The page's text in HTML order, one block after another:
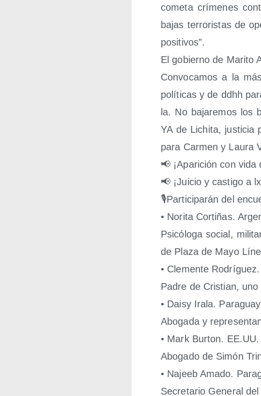
come­ta crí­me­nes
bajas terro­ris­tas de
posi­ti­vos”.
El gobierno de Mari­to
Con­vo­ca­mos a la
polí­ti­cas y de ddhh
la. No baja­re­mos los
YA de Lichi­ta, jus­ti­cia
para Car­men y Lau­ra
📢 ¡Apa­ri­ción con vida
📢 ¡Jui­cio y cas­ti­go a
🎙Par­ti­ci­pa­rán del
• Nori­ta Cor­ti­ñas.
Psi­có­lo­ga social,
de Pla­za de Mayo
• Cle­men­te
Padre de Cris­tian,
• Daisy Ira­la. Para­guay
Abo­ga­da y
• Mark Bur­ton. EE.UU.
Abo­ga­do de Simón
• Najeeb Ama­do.
Secre­ta­rio Gene­ral